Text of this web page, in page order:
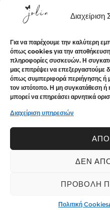
Για να παρέχουμε την καλύτερη
όπως cookies για την
πληροφορίες συσκευών. Η
μας επιτρέψει να
όπως συμπεριφορά περιήγησης ή
τον ιστότοπο. Η μη συγκατάθεση
μπορεί να επηρεάσει αρνητικά
Διαχείριση υπηρεσιών
ΔΕΝ
ΠΡΟΒΟΛΉ
Πολιτική Cookies
Πέμπτη: 9:00 –
Παρασκευή:
9:00 – 14:00
και 17:30 –
21:00
Σάββατο: 9:00
– 15:00
Κυριακή: